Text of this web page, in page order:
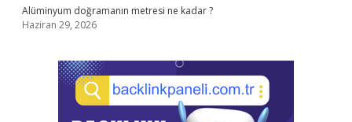
Alüminyum doğramanın metresi ne kadar ?
Haziran 29, 2026